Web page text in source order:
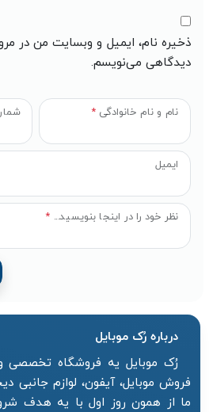
نظر خود را در اینجا بنویسید... *
نام و نام خانوادگی *
ایمیل
ذخیره نام، ایمیل و وبسایت من در
دیدگاهی می‌نویسم.
درباره رُک‌ موبایل
رُک موبایل یه فروشگاه تخصصی و
فروش موبایل، آیفون، لوازم جانبی
ما از همون روز اول با یه هدف